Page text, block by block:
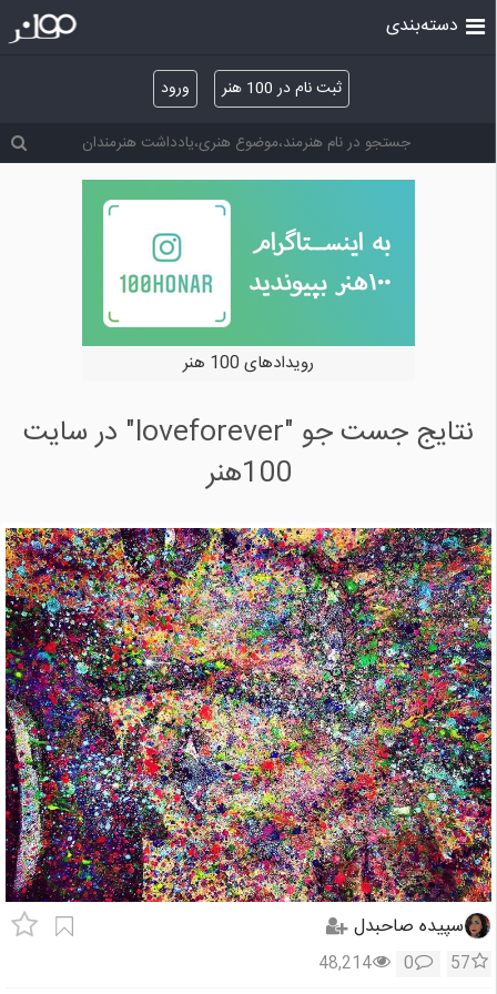
ثبت نام در 100 هنر ورود
دسته‌بندی
رویدادهای 100 هنر
نتایج جست جو "loveforever" در سایت
100هنر
سپیده صاحبدل
57
0
48,214